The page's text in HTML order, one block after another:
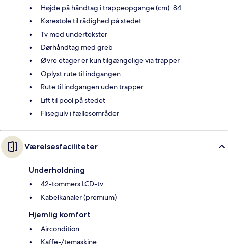
Højde på håndtag i trappeopgange (cm): 84
Kørestole til rådighed på stedet
Tv med undertekster
Dørhåndtag med greb
Øvre etager er kun tilgængelige via trapper
Oplyst rute til indgangen
Rute til indgangen uden trapper
Lift til pool på stedet
Flisegulv i fællesområder
Værelsesfaciliteter
Underholdning
42-tommers LCD-tv
Kabelkanaler (premium)
Hjemlig komfort
Aircondition
Kaffe-/temaskine